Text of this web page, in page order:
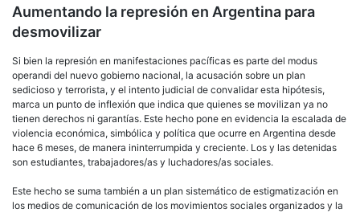
Aumentando la represión en Argentina para
desmovilizar
Si bien la represión en manifestaciones pacíficas es parte del modus
operandi del nuevo gobierno nacional, la acusación sobre un plan
sedicioso y terrorista, y el intento judicial de convalidar esta hipótesis,
marca un punto de inflexión que indica que quienes se movilizan ya no
tienen derechos ni garantías. Este hecho pone en evidencia la escalada de
violencia económica, simbólica y política que ocurre en Argentina desde
hace 6 meses, de manera ininterrumpida y creciente. Los y las detenidas
son estudiantes, trabajadores/as y luchadores/as sociales.
Este hecho se suma también a un plan sistemático de estigmatización en
los medios de comunicación de los movimientos sociales organizados y la